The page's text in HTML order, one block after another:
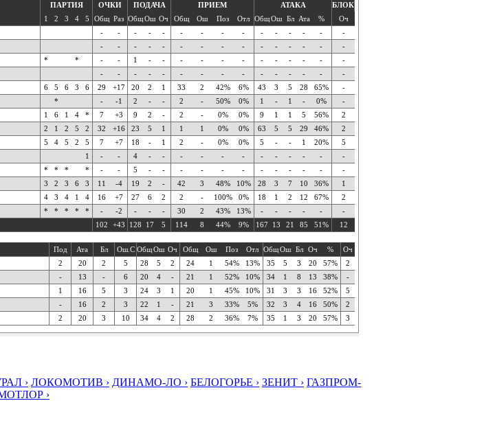
ПАРТИЯ ОЧКИ ПОДАЧА ПРИЕМ АТАКА
БЛОК
1
2 3 4 5 Общ Раз ОбщОш Оч Общ Ош Поз Отл ОбщОш Бл Ата % Оч
- - - - - - - - - - - - - - -
- - - - - - - - - - - - - - -
* * - - 1 - - - - - - - - - - - -
- - - - - - - - - - - - - - -
6 5 6 3 6 29 +17 20 2 1 33 2 42% 6% 43 3 5 28 65% -
* - -1 2 - - 2 - 50% 0% 1 - 1 - 0% -
1 6 1 4 * 7 +3 9 2 - 2 - 0% 0% 9 1 1 5 56% 2
2 1 2 5 2 32 +16 23 5 1 1 1 0% 0% 63 5 5 29 46% 2
5 4 5 2 5 7 +7 18 - 1 2 - 0% 0% 5 - - 1 20% 5
1 - - 4 - - - - - - - - - - - -
* * * * - - 5 - - - - - - - - - - - -
3 2 3 6 3 11 -4 19 2 - 42 3 48% 10% 28 3 7 10 36% 1
4 3 4 1 4 16 +7 27 6 2 2 - 100% 0% 18 1 2 12 67% 2
* * * * * - -2 - - - 30 2 43% 13% - - - - - -
102 +43 128 17 5 114 8 44% 9% 167 13 21 85 51% 12
Под Ата Бл Ош.С ОбщОш Оч Общ Ош Поз Отл ОбщОш Бл Оч % Оч
2 20 2 5 28 5 2 24 1 54% 13% 35 5 3 20 57% 2
- 13 - 6 20 4 - 21 1 52% 10% 34 1 8 13 38% -
1 16 5 3 24 3 1 20 1 45% 10% 31 3 3 16 52% 5
- 16 2 3 22 1 - 21 3 33% 5% 32 3 4 16 50% 2
2 20 3 10 34 4 2 28 2 36% 7% 35 1 3 20 57% 3
› ЛОКОМОТИВ › ДИНАМО-ЛО › БЕЛОГОРЬЕ › ЗЕНИТ › ГАЗПРОМ-
›